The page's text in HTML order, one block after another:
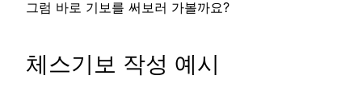
그럼 바로 기보를 써보러 가볼까요?
체스기보 작성 예시